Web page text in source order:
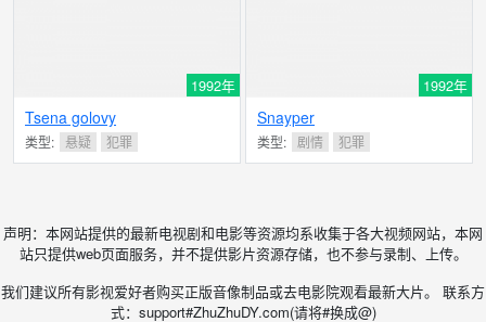
1992年
Tsena golovy
类型: 悬疑 犯罪
1992年
Snayper
类型: 剧情 犯罪
声明：本网站提供的最新电视剧和电影等资源均系收集于各大视频网站，本网
站只提供web页面服务，并不提供影片资源存储，也不参与录制、上传。
我们建议所有影视爱好者购买正版音像制品或去电影院观看最新大片。 联系方
式：support#ZhuZhuDY.com(请将#换成@)